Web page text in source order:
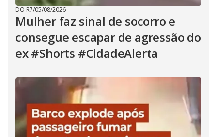
DO R7/05/08/2026
Mulher faz sinal de socorro e
consegue escapar de agressão do
ex #Shorts #CidadeAlerta